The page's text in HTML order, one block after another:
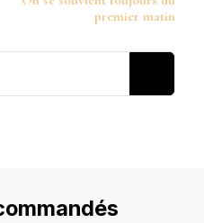
premier matin